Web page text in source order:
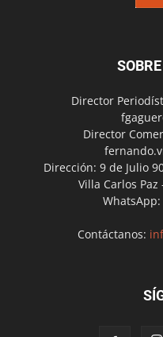
Director
Director
Dirección: 9 de Julio
Villa Carlos
WhatsApp:
Contáctanos: